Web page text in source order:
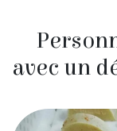
avec un